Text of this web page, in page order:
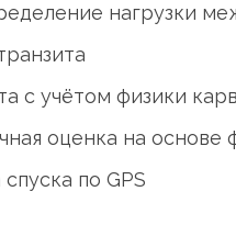
нагрузки
с учётом физики
оценка на основе
по GPS